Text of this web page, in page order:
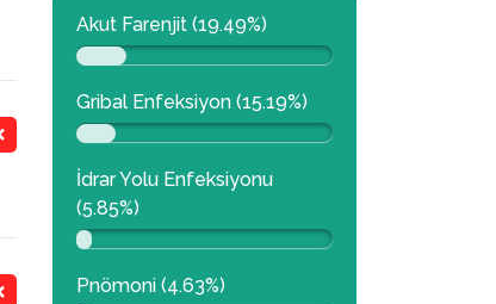
Akut Farenjit (19.49%)
Gribal Enfeksiyon (15.19%)
İdrar Yolu Enfeksiyonu
(5.85%)
Pnömoni (4.63%)